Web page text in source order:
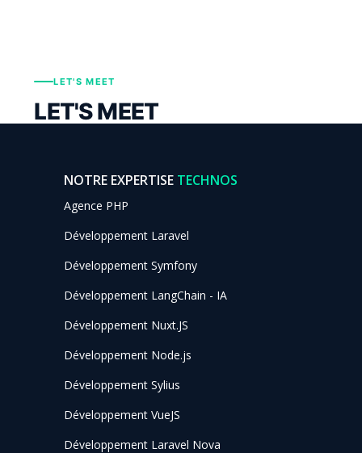
LET'S MEET
LET'S MEET
NOTRE EXPERTISE TECHNOS
Agence PHP
Développement Laravel
Développement Symfony
Développement LangChain - IA
Développement Nuxt.JS
Développement Node.js
Développement Sylius
Développement VueJS
Développement Laravel Nova